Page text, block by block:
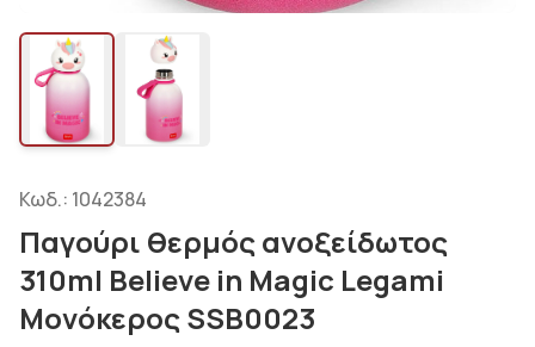
Κωδ.: 1042384
Παγούρι θερμός ανοξείδωτος
310ml Believe in Magic Legami
Μονόκερος SSB0023